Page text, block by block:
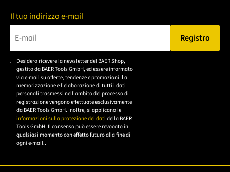
Il tuo indirizzo e-mail
Bitte geben Sie eine gültige E-Mail-Adresse ein.
Registro
Desidero ricevere la newsletter del BAER Shop,
gestito da BAER Tools GmbH, ed essere informato
via e-mail su offerte, tendenze e promozioni. La
memorizzazione e l'elaborazione di tutti i dati
personali trasmessi nell'ambito del processo di
registrazione vengono effettuate esclusivamente
da BAER Tools GmbH. Inoltre, si applicano le
informazioni sulla protezione dei dati della BAER
Tools GmbH. Il consenso può essere revocato in
qualsiasi momento con effetto futuro alla fine di
ogni e-mail..